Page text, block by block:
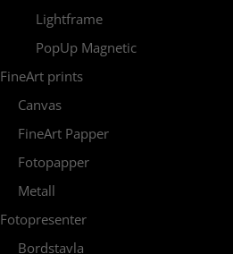
Lightframe
PopUp Magnetic
FineArt prints
Canvas
FineArt Papper
Fotopapper
Metall
Fotopresenter
Bordstavla